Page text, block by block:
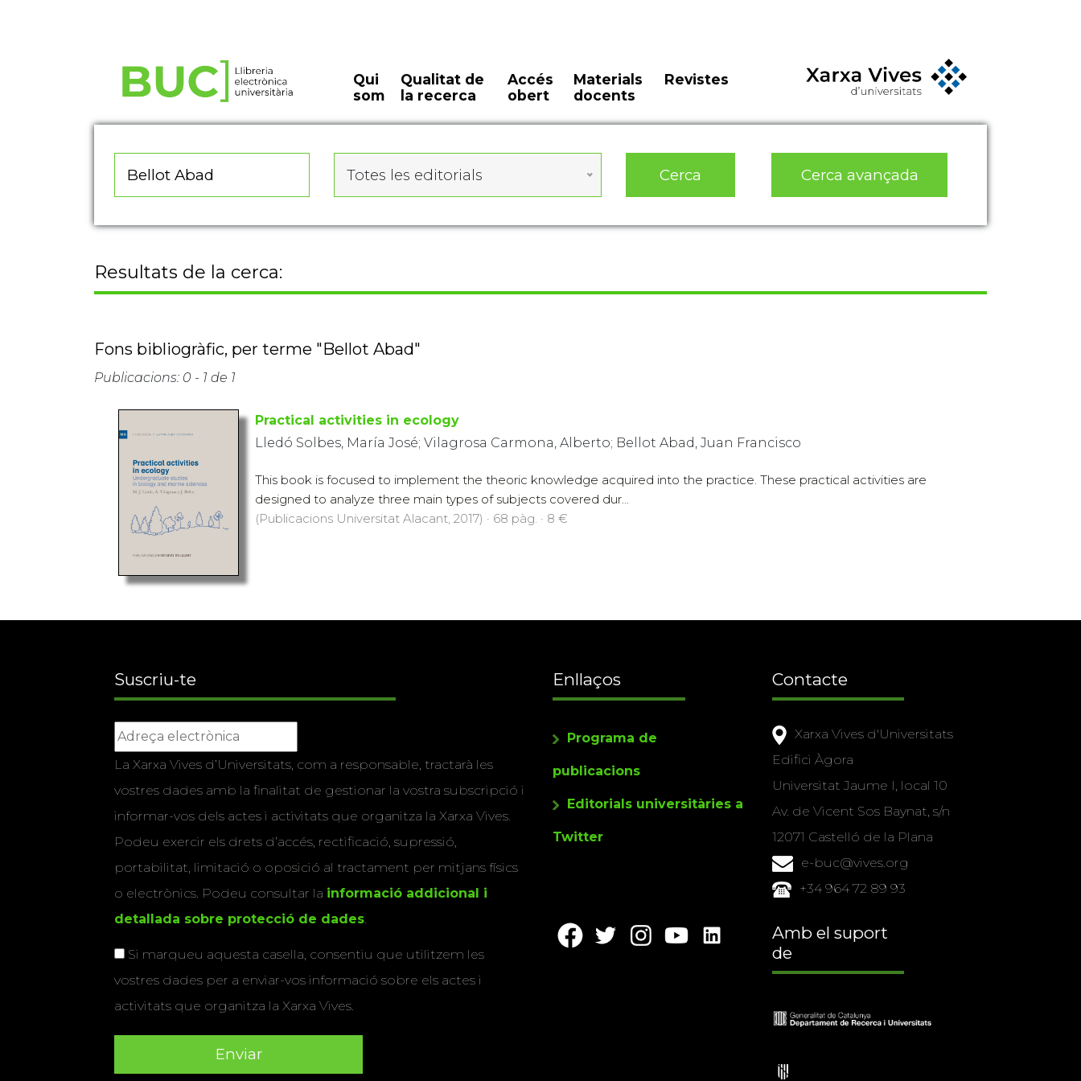
Qui
som
Qualitat de
la recerca
Accés
obert
Materials
docents
Revistes
Totes les editorials Cerca Cerca avançada
Resultats de la cerca:
Fons bibliogràfic, per terme "Bellot Abad"
Publicacions: 0 - 1 de 1
Practical activities in ecology
Lledó Solbes, María José; Vilagrosa Carmona, Alberto; Bellot Abad, Juan Francisco
This book is focused to implement the theoric knowledge acquired into the practice. These practical activities are
designed to analyze three main types of subjects covered dur...
(Publicacions Universitat Alacant, 2017) · 68 pàg. · 8 €
Suscriu-te
La Xarxa Vives d’Universitats, com a responsable, tractarà les
vostres dades amb la finalitat de gestionar la vostra subscripció i
informar-vos dels actes i activitats que organitza la Xarxa Vives.
Podeu exercir els drets d’accés, rectificació, supressió,
portabilitat, limitació o oposició al tractament per mitjans físics
o electrònics. Podeu consultar la informació addicional i
detallada sobre protecció de dades
Si marqueu aquesta casella, consentiu que utilitzem les
vostres dades per a enviar-vos informació sobre els actes i
activitats que organitza la Xarxa Vives.
Enllaços
Programa de
publicacions
Editorials universitàries a
Twitter
Contacte
Xarxa Vives d'Universitats
Edifici Àgora
Universitat Jaume I, local 10
Av. de Vicent Sos Baynat, s/n
12071 Castelló de la Plana
e-buc@vives.org
+34 964 72 89 93
Amb el suport
de